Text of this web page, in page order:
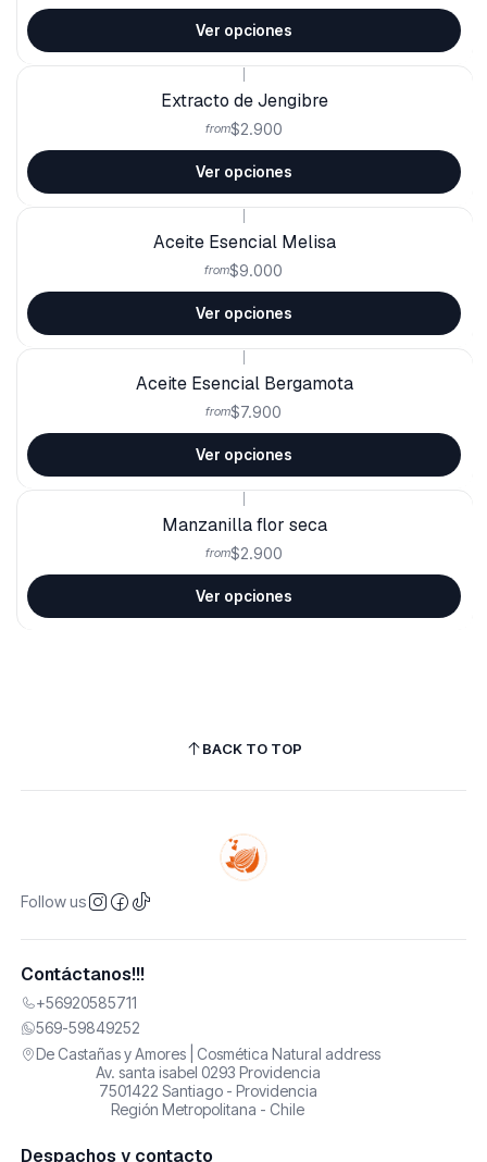
Ver opciones
Extracto de Jengibre
from$2.900
Ver opciones
Aceite Esencial Melisa
from$9.000
Ver opciones
Aceite Esencial Bergamota
from$7.900
Ver opciones
Manzanilla flor seca
from$2.900
Ver opciones
BACK TO TOP
Follow us
Contáctanos!!!
+56920585711
569-59849252
De Castañas y Amores | Cosmética Natural address
Av. santa isabel 0293 Providencia
7501422 Santiago - Providencia
Región Metropolitana - Chile
Despachos y contacto